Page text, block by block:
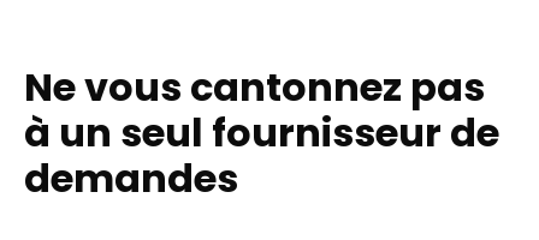
Ne vous cantonnez pas
à un seul fournisseur de
demandes